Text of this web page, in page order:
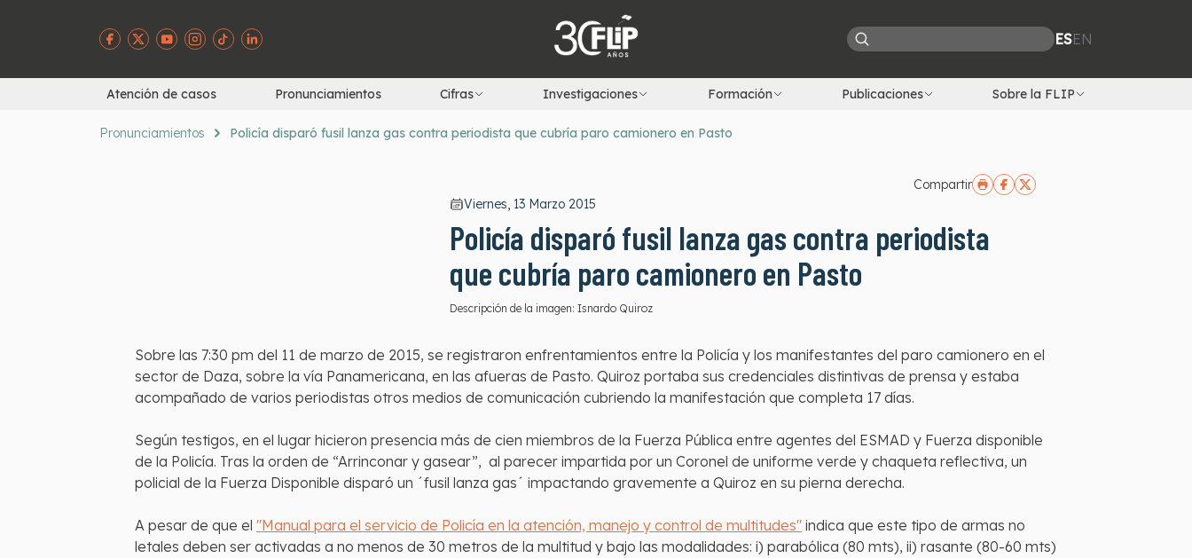
ESEN
Atención de casos Pronunciamientos Cifras Investigaciones Formación Publicaciones Sobre la FLIP
Pronunciamientos Policía disparó fusil lanza gas contra periodista que cubría paro camionero en Pasto
Compartir
Viernes, 13 Marzo 2015
Policía disparó fusil lanza gas contra periodista
que cubría paro camionero en Pasto
Descripción de la imagen: Isnardo Quiroz
Sobre las 7:30 pm del 11 de marzo de 2015, se registraron enfrentamientos entre la Policía y los manifestantes del paro camionero en el
sector de Daza, sobre la vía Panamericana, en las afueras de Pasto. Quiroz portaba sus credenciales distintivas de prensa y estaba
acompañado de varios periodistas otros medios de comunicación cubriendo la manifestación que completa 17 días.
Según testigos, en el lugar hicieron presencia más de cien miembros de la Fuerza Pública entre agentes del ESMAD y Fuerza disponible
de la Policía. Tras la orden de “Arrinconar y gasear”, al parecer impartida por un Coronel de uniforme verde y chaqueta reflectiva, un
policial de la Fuerza Disponible disparó un ´fusil lanza gas´ impactando gravemente a Quiroz en su pierna derecha.
A pesar de que el "Manual para el servicio de Policía en la atención, manejo y control de multitudes" indica que este tipo de armas no
letales deben ser activadas a no menos de 30 metros de la multitud y bajo las modalidades: i) parabólica (80 mts), ii) rasante (80-60 mts)